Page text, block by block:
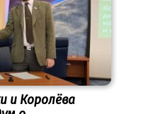
и Королёва